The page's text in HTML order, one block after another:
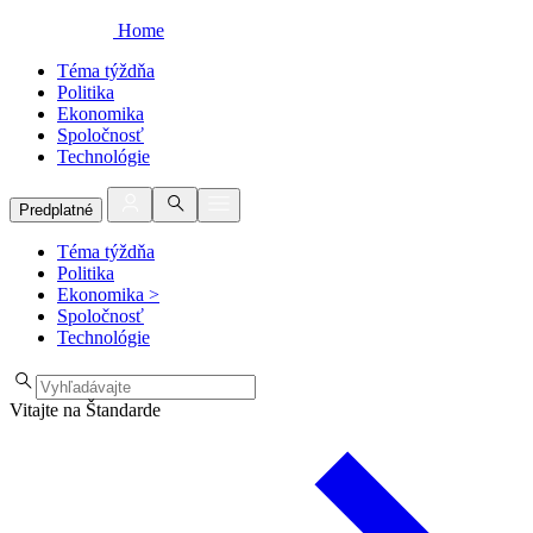
Home
Téma týždňa
Politika
Ekonomika
Spoločnosť
Technológie
Predplatné
Téma týždňa
Politika
Ekonomika >
Spoločnosť
Technológie
Vitajte na Štandarde